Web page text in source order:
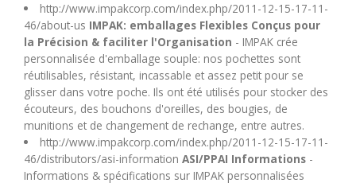
S
T
U
V
http://www.impakcorp.com/index.php/2011-12-15-17-11-
46/about-us IMPAK: emballages Flexibles Conçus pour
la Précision & faciliter l'Organisation - IMPAK crée
personnalisée d'emballage souple: nos pochettes sont
réutilisables, résistant, incassable et assez petit pour se
glisser dans votre poche. Ils ont été utilisés pour stocker des
écouteurs, des bouchons d'oreilles, des bougies, de
munitions et de changement de rechange, entre autres.
http://www.impakcorp.com/index.php/2011-12-15-17-11-
46/distributors/asi-information ASI/PPAI Informations -
Informations & spécifications sur IMPAK personnalisées